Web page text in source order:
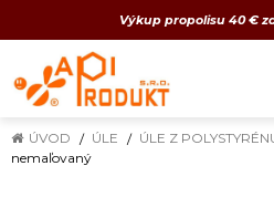
Výkup propolisu 40 €
ÚVOD ÚLE ÚLE Z
nemaľovaný